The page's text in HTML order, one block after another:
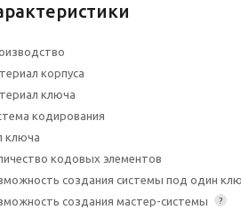
корпуса
ключа
кодирования
ключа
кодовых элементов
создания системы под один
?
создания мастер-системы